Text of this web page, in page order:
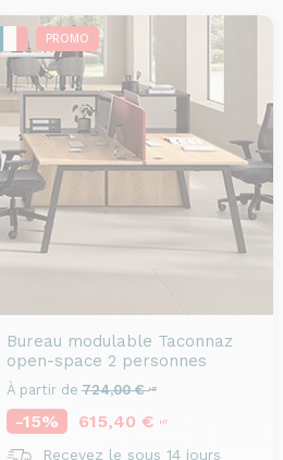
PROMO
Bureau modulable Taconnaz
open-space 2 personnes
À partir de 724,00 €HT
-15% 615,40 € HT
Recevez le sous 14 jours